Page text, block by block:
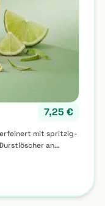
7,25€